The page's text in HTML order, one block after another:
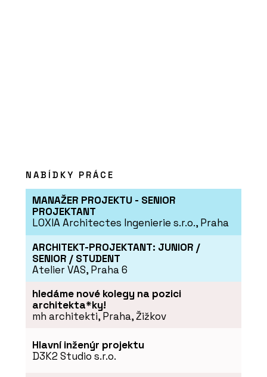
Černá perla, klenot
PRODUKTY
Sloupko-příčková fasáda
s vysokou tepelnou izolací
NABÍDKY PRÁCE
MANAŽER PROJEKTU - SENIOR
PROJEKTANT
LOXIA Architectes Ingenierie s.r.o., Praha
ARCHITEKT-PROJEKTANT: JUNIOR /
SENIOR / STUDENT
Atelier VAS, Praha 6
hledáme nové kolegy na pozici
architekta*ky!
mh architekti, Praha, Žižkov
Hlavní inženýr projektu
D3K2 Studio s.r.o.